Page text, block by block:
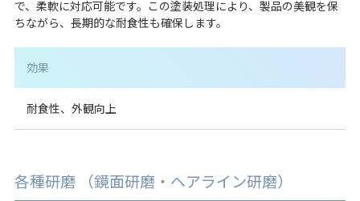
で、柔軟に対応可能です。この塗装処理により、製品の美観を保
ちながら、長期的な耐食性も確保します。
効果
耐食性、外観向上
各種研磨 （鏡面研磨・ヘアライン研磨）